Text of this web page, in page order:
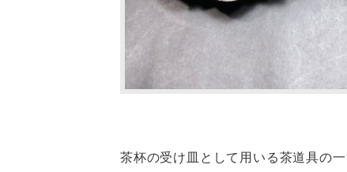
茶杯の受け皿として用いる茶道具の